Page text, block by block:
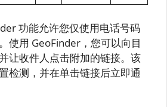
功能允许您仅使用电话号码
使用 GeoFinder，您可以向目
让收件人点击附加的链接。该
检测，并在单击链接后立即通